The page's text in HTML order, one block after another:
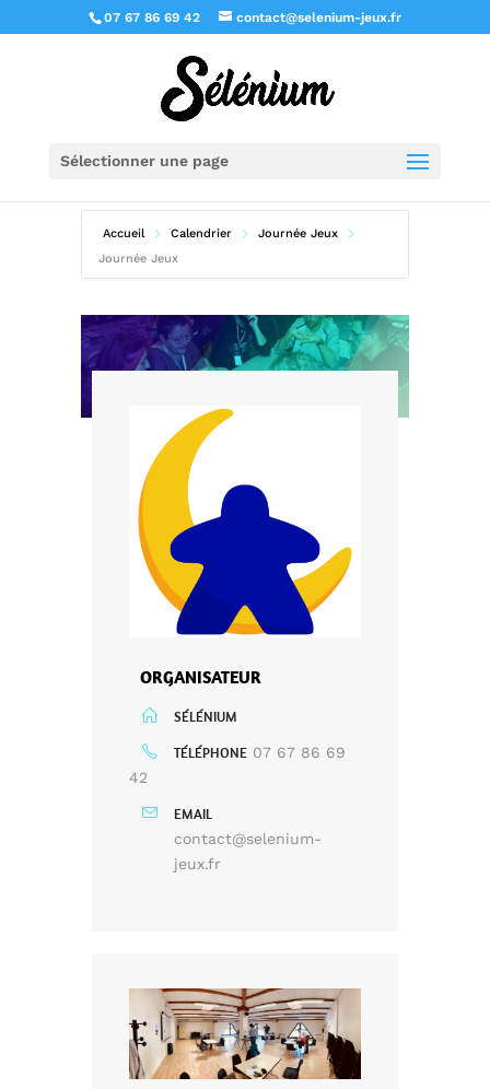
07 67 86 69 42 contact@selenium-jeux.fr
Sélectionner une page
Accueil Calendrier
Journée Jeux
Journée Jeux
ORGANISATEUR
SÉLÉNIUM
TÉLÉPHONE 07 67 86 69
42
EMAIL
contact@selenium-
jeux.fr